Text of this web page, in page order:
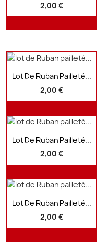
2,00 €
Aperçu rapide
Lot De Ruban Pailleté...
2,00 €
Aperçu rapide
Lot De Ruban Pailleté...
2,00 €
Aperçu rapide
Lot De Ruban Pailleté...
2,00 €